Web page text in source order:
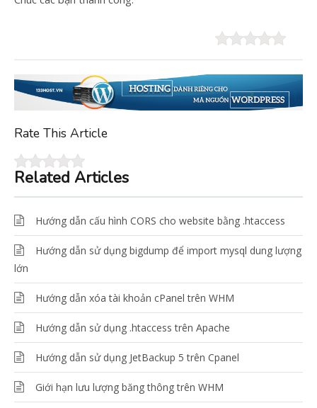
Rate This Article
Related Articles
Hướng dẫn cấu hình CORS cho website bằng .htaccess
Hướng dẫn sử dụng bigdump để import mysql dung lượng
lớn
Hướng dẫn xóa tài khoản cPanel trên WHM
Hướng dẫn sử dụng .htaccess trên Apache
Hướng dẫn sử dụng JetBackup 5 trên Cpanel
Giới hạn lưu lượng băng thông trên WHM